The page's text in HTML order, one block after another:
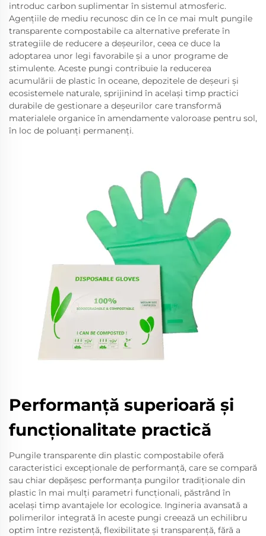
introduc carbon suplimentar în sistemul atmosferic.
Agențiile de mediu recunosc din ce în ce mai mult pungile
transparente compostabile ca alternative preferate în
strategiile de reducere a deșeurilor, ceea ce duce la
adoptarea unor legi favorabile și a unor programe de
stimulente. Aceste pungi contribuie la reducerea
acumulării de plastic în oceane, depozitele de deșeuri și
ecosistemele naturale, sprijinind în același timp practici
durabile de gestionare a deșeurilor care transformă
materialele organice în amendamente valoroase pentru sol,
în loc de poluanți permanenți.
Performanță superioară și
funcționalitate practică
Pungile transparente din plastic compostabile oferă
caracteristici excepționale de performanță, care se compară
sau chiar depășesc performanța pungilor tradiționale din
plastic în mai mulți parametri funcționali, păstrând în
același timp avantajele lor ecologice. Ingineria avansată a
polimerilor integrată în aceste pungi creează un echilibru
optim între rezistență, flexibilitate și transparență, fără a